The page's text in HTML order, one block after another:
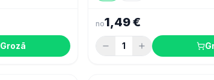
Grozā
no1,49 €
1